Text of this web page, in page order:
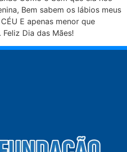
Bem sabem os lábios meus
E apenas menor que
Feliz Dia das Mães!